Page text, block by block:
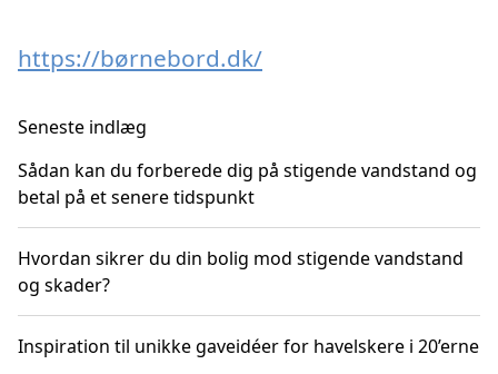
https://børnebord.dk/
Seneste indlæg
Sådan kan du forberede dig på stigende vandstand og
betal på et senere tidspunkt
Hvordan sikrer du din bolig mod stigende vandstand
og skader?
Inspiration til unikke gaveidéer for havelskere i 20’erne